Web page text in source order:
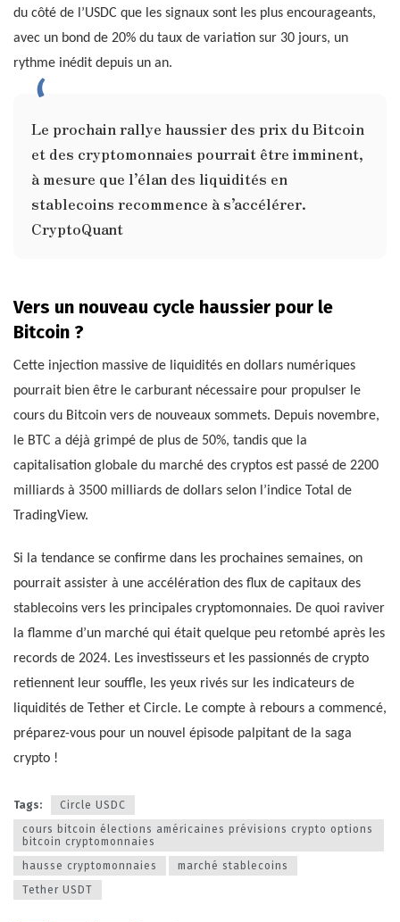
du côté de l’USDC que les signaux sont les plus encourageants,
avec un bond de 20% du taux de variation sur 30 jours, un
rythme inédit depuis un an.
Le prochain rallye haussier des prix du Bitcoin
et des cryptomonnaies pourrait être imminent,
à mesure que l’élan des liquidités en
stablecoins recommence à s’accélérer.
CryptoQuant
Vers un nouveau cycle haussier pour le
Bitcoin ?
Cette injection massive de liquidités en dollars numériques
pourrait bien être le carburant nécessaire pour propulser le
cours du Bitcoin vers de nouveaux sommets. Depuis novembre,
le BTC a déjà grimpé de plus de 50%, tandis que la
capitalisation globale du marché des cryptos est passé de 2200
milliards à 3500 milliards de dollars selon l’indice Total de
TradingView.
Si la tendance se confirme dans les prochaines semaines, on
pourrait assister à une accélération des flux de capitaux des
stablecoins vers les principales cryptomonnaies. De quoi raviver
la flamme d’un marché qui était quelque peu retombé après les
records de 2024. Les investisseurs et les passionnés de crypto
retiennent leur souffle, les yeux rivés sur les indicateurs de
liquidités de Tether et Circle. Le compte à rebours a commencé,
préparez-vous pour un nouvel épisode palpitant de la saga
crypto !
Tags:
Circle USDC
cours bitcoin élections américaines prévisions crypto options
bitcoin cryptomonnaies
hausse cryptomonnaies
marché stablecoins
Tether USDT